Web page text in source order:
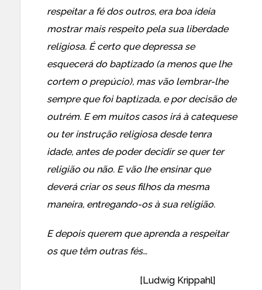
respeitar a fé dos outros, era boa ideia
mostrar mais respeito pela sua liberdade
religiosa. É certo que depressa se
esquecerá do baptizado (a menos que lhe
cortem o prepúcio), mas vão lembrar-lhe
sempre que foi baptizada, e por decisão de
outrém. E em muitos casos irá à catequese
ou ter instrução religiosa desde tenra
idade, antes de poder decidir se quer ter
religião ou não. E vão lhe ensinar que
deverá criar os seus filhos da mesma
maneira, entregando-os à sua religião.
E depois querem que aprenda a respeitar
os que têm outras fés…
[Ludwig Krippahl]